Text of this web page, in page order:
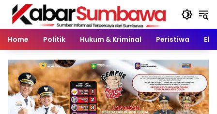
Langsung
konten
Home
Politik Hukum & Kriminal Peristiwa